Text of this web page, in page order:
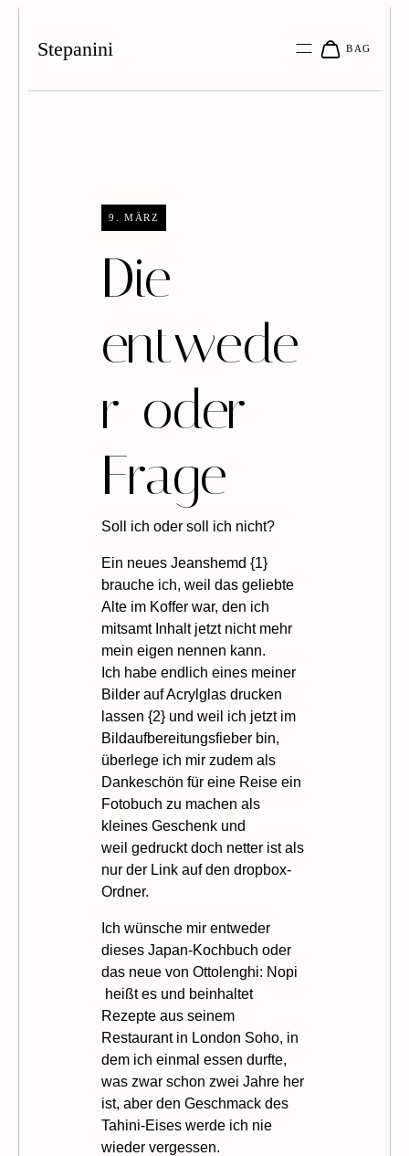
Stepanini
9. MÄRZ
Die
entwede
r-oder-
Frage
Soll ich oder soll ich nicht?
Ein neues Jeanshemd {1}
brauche ich, weil das geliebte
Alte im Koffer war, den ich
mitsamt Inhalt jetzt nicht mehr
mein eigen nennen kann.
Ich habe endlich eines meiner
Bilder auf Acrylglas drucken
lassen {2} und weil ich jetzt im
Bildaufbereitungsfieber bin,
überlege ich mir zudem als
Dankeschön für eine Reise ein
Fotobuch zu machen als
kleines Geschenk und
weil gedruckt doch netter ist als
nur der Link auf den dropbox-
Ordner.
Ich wünsche mir entweder
dieses Japan-Kochbuch oder
das neue von Ottolenghi: Nopi
heißt es und beinhaltet
Rezepte aus seinem
Restaurant in London Soho, in
dem ich einmal essen durfte,
was zwar schon zwei Jahre her
ist, aber den Geschmack des
Tahini-Eises werde ich nie
wieder vergessen.